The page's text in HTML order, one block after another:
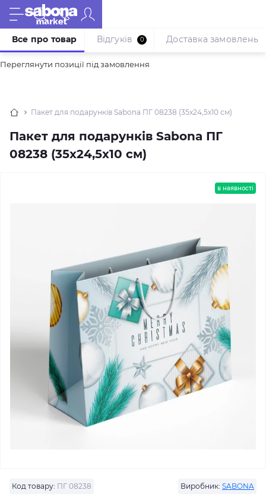
Переглянути позиції під замовлення
Пакет для подарунків Sabona ПГ 08238 (35x24,5x10 см)
Пакет для подарунків Sabona ПГ
08238 (35x24,5x10 см)
Все про товар Відгуків 0 Доставка замовлень
в наявності
Код товару: ПГ 08238 Виробник: SABONA